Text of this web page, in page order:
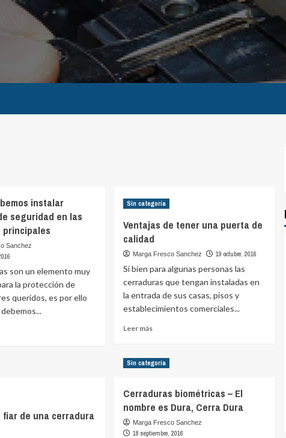
instalar
seguridad en las
Sanchez
son un elemento muy
la protección de
queridos, es por ello
Sin categoría
Ventajas de tener una puerta de
calidad
Marga Fresco Sanchez 19 octubre, 2016
Si bien para algunas personas las
cerraduras que tengan instaladas en
la entrada de sus casas, pisos y
establecimientos comerciales...
Leer másLeer
Ventajas
una
puerta
de
calidad
fiar de una cerradura
Sin categoría
Cerraduras biométricas – El
nombre es Dura, Cerra Dura
Marga Fresco Sanchez
18 septiembre, 2016